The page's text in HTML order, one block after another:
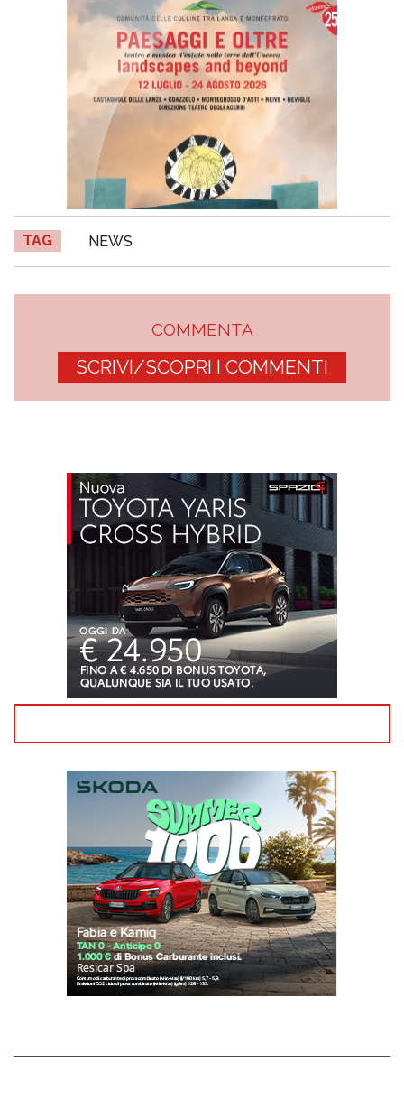
TAG NEWS
COMMENTA
SCRIVI/SCOPRI I COMMENTI